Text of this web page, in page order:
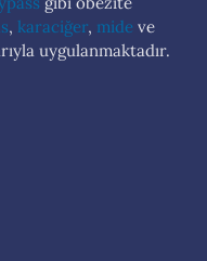
, karaciğer, mide ve
uygulanmaktadır.